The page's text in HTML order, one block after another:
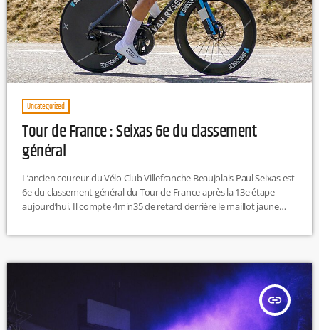
Uncategorized
Tour de France : Seixas 6e du classement
général
L’ancien coureur du Vélo Club Villefranche Beaujolais Paul Seixas est
6e du classement général du Tour de France après la 13e étape
aujourd’hui. Il compte 4min35 de retard derrière le maillot jaune
insert_link